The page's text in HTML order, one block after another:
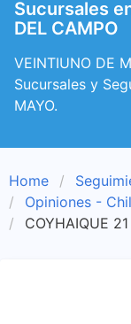
Sucursales
DEL CAMPO
VEINTIUNO DE
Sucursales y
MAYO.
Home
Opiniones -
COYHAIQUE